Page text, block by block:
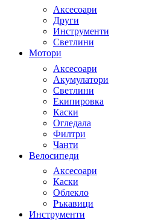
Аксесоари
Други
Инструменти
Светлини
Мотори
Аксесоари
Акумулатори
Светлини
Екипировка
Каски
Огледала
Филтри
Чанти
Велосипеди
Аксесоари
Каски
Облекло
Ръкавици
Инструменти